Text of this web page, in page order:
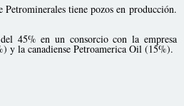
tiene pozos en producción.
45% en un consorcio con la empresa
y la canadiense Petroamerica Oil (15%).